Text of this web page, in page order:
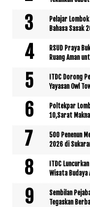
Pelajar
Bahasa Sasak
RSUD Praya
Ruang Aman
ITDC Dorong
Yayasan Owl
Poltekpar
10,Sarat
500 Penenun
2026 di
ITDC
Wisata Budaya
Sembilan
Tegaskan